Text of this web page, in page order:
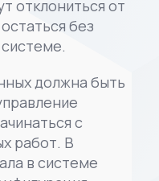
отклониться от
без
должна быть
с
работ. В
в системе